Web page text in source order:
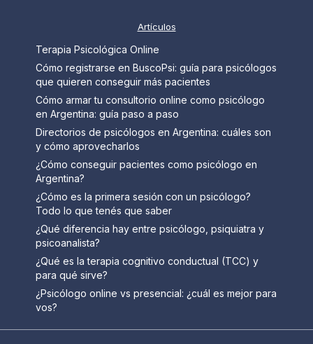
Artículos
Terapia Psicológica Online
Cómo registrarse en BuscoPsi: guía para psicólogos
que quieren conseguir más pacientes
Cómo armar tu consultorio online como psicólogo
en Argentina: guía paso a paso
Directorios de psicólogos en Argentina: cuáles son
y cómo aprovecharlos
¿Cómo conseguir pacientes como psicólogo en
Argentina?
¿Cómo es la primera sesión con un psicólogo?
Todo lo que tenés que saber
¿Qué diferencia hay entre psicólogo, psiquiatra y
psicoanalista?
¿Qué es la terapia cognitivo conductual (TCC) y
para qué sirve?
¿Psicólogo online vs presencial: ¿cuál es mejor para
vos?